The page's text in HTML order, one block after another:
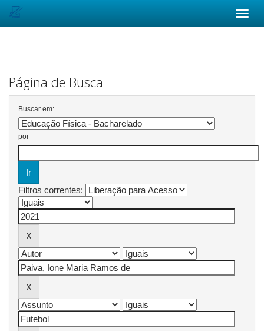
Página de Busca
Buscar em:
por
Filtros correntes: